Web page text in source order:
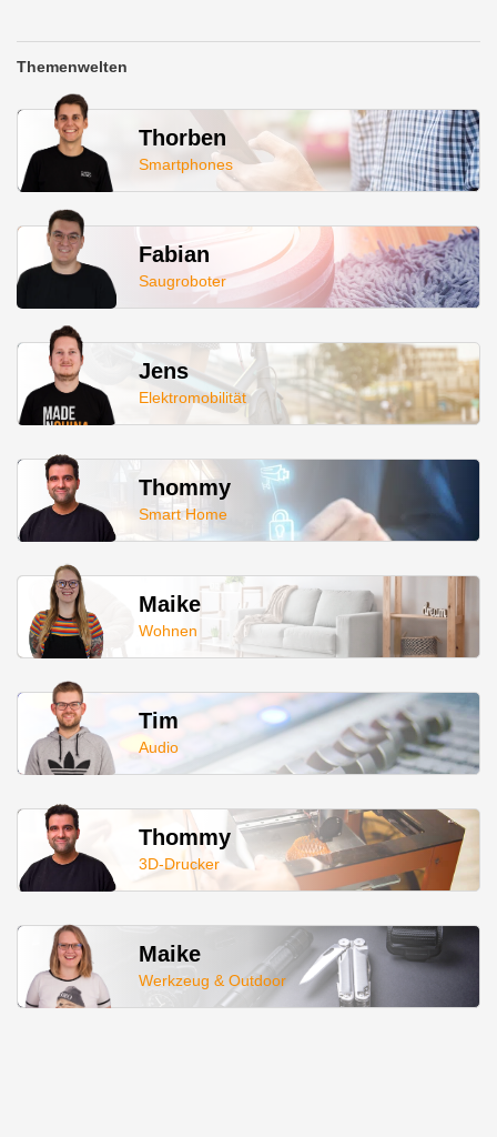
Themenwelten
Thorben
Smartphones
Fabian
Saugroboter
Jens
Elektromobilität
Thommy
Smart Home
Maike
Wohnen
Tim
Audio
Thommy
3D-Drucker
Maike
Werkzeug & Outdoor